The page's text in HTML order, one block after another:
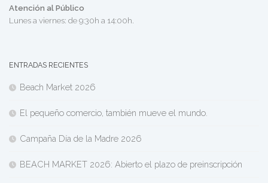
Atención al Público
Lunes a viernes: de 9:30h a 14:00h.
ENTRADAS RECIENTES
Beach Market 2026
El pequeño comercio, también mueve el mundo.
Campaña Día de la Madre 2026
BEACH MARKET 2026: Abierto el plazo de preinscripción